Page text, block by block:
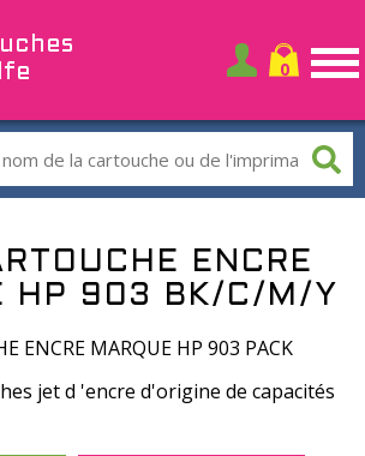
ENCRE
HP 903 BK/C/M/Y
ENCRE MARQUE HP 903 PACK
jet d 'encre d'origine de capacités